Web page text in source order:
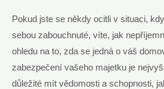
Pokud jste se někdy ocitli v situaci,
sebou zabouchnuté, víte, jak
ohledu na to, zda se jedná o váš
zabezpečení vašeho majetku je
důležité mít vědomosti a schopnosti,